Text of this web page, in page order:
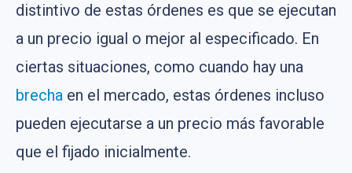
distintivo de estas órdenes es que se ejecutan
a un precio igual o mejor al especificado. En
ciertas situaciones, como cuando hay una
brecha en el mercado, estas órdenes incluso
pueden ejecutarse a un precio más favorable
que el fijado inicialmente​​.